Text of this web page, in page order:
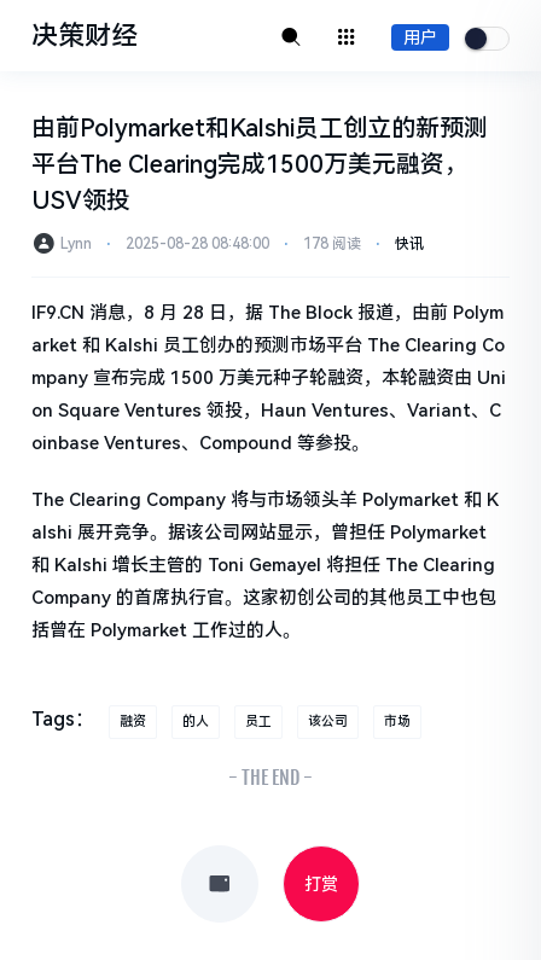
决策财经 用户
由前Polymarket和Kalshi员工创立的新预测
平台The Clearing完成1500万美元融资，
USV领投
Lynn ⋅ 2025-08-28 08:48:00 ⋅ 178 阅读 ⋅ 快讯
IF9.CN 消息，8 月 28 日，据 The Block 报道，由前 Polym
arket 和 Kalshi 员工创办的预测市场平台 The Clearing Co
mpany 宣布完成 1500 万美元种子轮融资，本轮融资由 Uni
on Square Ventures 领投，Haun Ventures、Variant、C
oinbase Ventures、Compound 等参投。
The Clearing Company 将与市场领头羊 Polymarket 和 K
alshi 展开竞争。据该公司网站显示，曾担任 Polymarket
和 Kalshi 增长主管的 Toni Gemayel 将担任 The Clearing
Company 的首席执行官。这家初创公司的其他员工中也包
括曾在 Polymarket 工作过的人。
Tags： 融资 的人 员工 该公司 市场
- THE END -
打赏